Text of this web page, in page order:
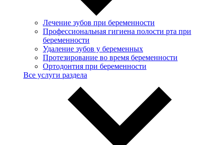
Лечение зубов при беременности
Профессиональная гигиена полости рта при
беременности
Удаление зубов у беременных
Протезирование во время беременности
Ортодонтия при беременности
Все услуги раздела